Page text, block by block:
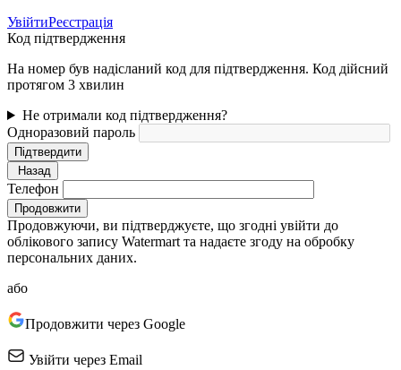
УвійтиРеєстрація
Код підтвердження
На номер був надісланий код для підтвердження. Код дійсний
протягом 3 хвилин
Не отримали код підтвердження?
Одноразовий пароль
Підтвердити
Назад
Телефон
Продовжити
Продовжуючи, ви підтверджуєте, що згодні увійти до
облікового запису Watermart та надаєте згоду на обробку
персональних даних.
або
Продовжити через Google
Увійти через Email